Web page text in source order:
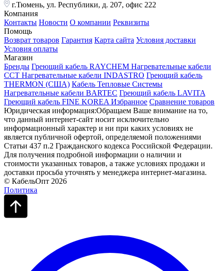
г.Тюмень, ул. Республики, д. 207, офис 222
Компания
Контакты Новости О компании Реквизиты
Помощь
Возврат товаров Гарантия Карта сайта Условия доставки
Условия оплаты
Магазин
Бренды Греющий кабель RAYCHEM Нагревательные кабели
ССТ Нагревательные кабели INDASTRO Греющий кабель
THERMON (США) Кабель Тепловые Системы
Нагревательные кабели BARTEC Греющий кабель LAVITA
Греющий кабель FINE KOREA Избранное Сравнение товаров
Юридическая информация:Обращаем Ваше внимание на то,
что данный интернет-сайт носит исключительно
информационный характер и ни при каких условиях не
является публичной офертой, определяемой положениями
Статьи 437 п.2 Гражданского кодекса Российской Федерации.
Для получения подробной информации о наличии и
стоимости указанных товаров, а также условиях продажи и
доставки просьба уточнять у менеджера интернет-магазина.
© КабельОпт 2026
Политика